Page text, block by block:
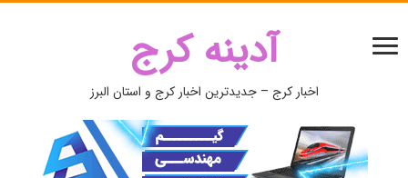
آدینه کرج
اخبار کرج – جدیدترین اخبار کرج و استان البرز